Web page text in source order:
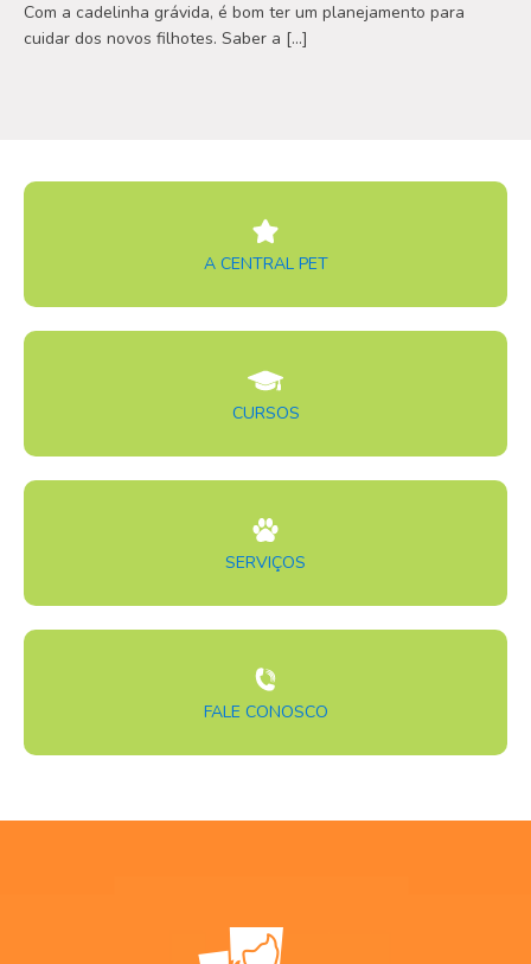
Com a cadelinha grávida, é bom ter um planejamento para
cuidar dos novos filhotes. Saber a […]
A CENTRAL PET
CURSOS
SERVIÇOS
FALE CONOSCO